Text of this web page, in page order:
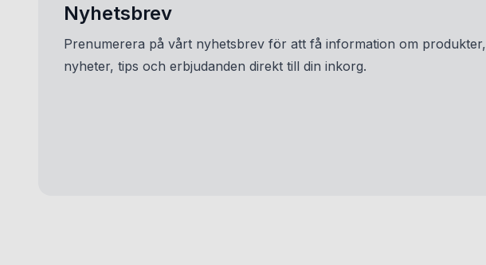
Nyhetsbrev
Prenumerera på vårt nyhetsbrev för att få information om produkter,
nyheter, tips och erbjudanden direkt till din inkorg.